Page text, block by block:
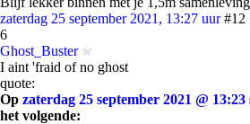
zaterdag 25 september 2021, 13:27 uur #12
6
Ghost_Buster
I aint 'fraid of no ghost
quote:
Op zaterdag 25 september 2021 @ 13:23
het volgende: